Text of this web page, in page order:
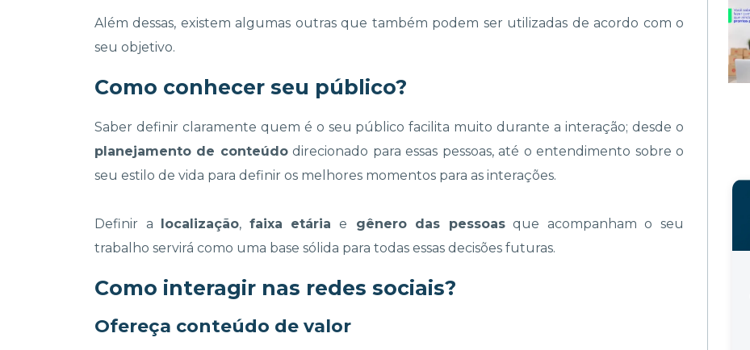
Além dessas, existem algumas outras que também podem ser utilizadas de acordo com o
seu objetivo.
Como conhecer seu público?
Saber definir claramente quem é o seu público facilita muito durante a interação; desde o
planejamento de conteúdodirecionado para essas pessoas, até o entendimento sobre o
seu estilo de vida para definir os melhores momentos para as interações.
Definir a localização, faixa etária e gênero das pessoasque acompanham o seu
trabalho servirá como uma base sólida para todas essas decisões futuras.
Como interagir nas redes sociais?
Ofereça conteúdo de valor